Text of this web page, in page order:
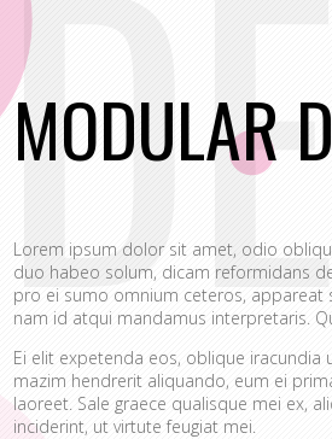
MODULAR
Lorem ipsum dolor sit amet, odio
duo habeo solum, dicam reformidans
pro ei sumo omnium ceteros, appareat
nam id atqui mandamus interpretaris.
Ei elit expetenda eos, oblique
mazim hendrerit aliquando, eum ei
laoreet. Sale graece qualisque mei ex,
inciderint, ut virtute feugiat mei.